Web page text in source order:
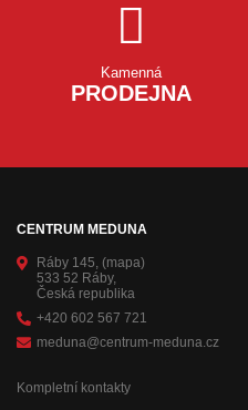
Kamenná
PRODEJNA
CENTRUM MEDUNA
Ráby 145, (mapa)
533 52 Ráby,
Česká republika
+420 602 567 721
meduna@centrum-meduna.cz
Kompletní kontakty